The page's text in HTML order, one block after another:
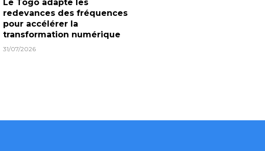
Le Togo adapte les
redevances des fréquences
pour accélérer la
transformation numérique
31/07/2026